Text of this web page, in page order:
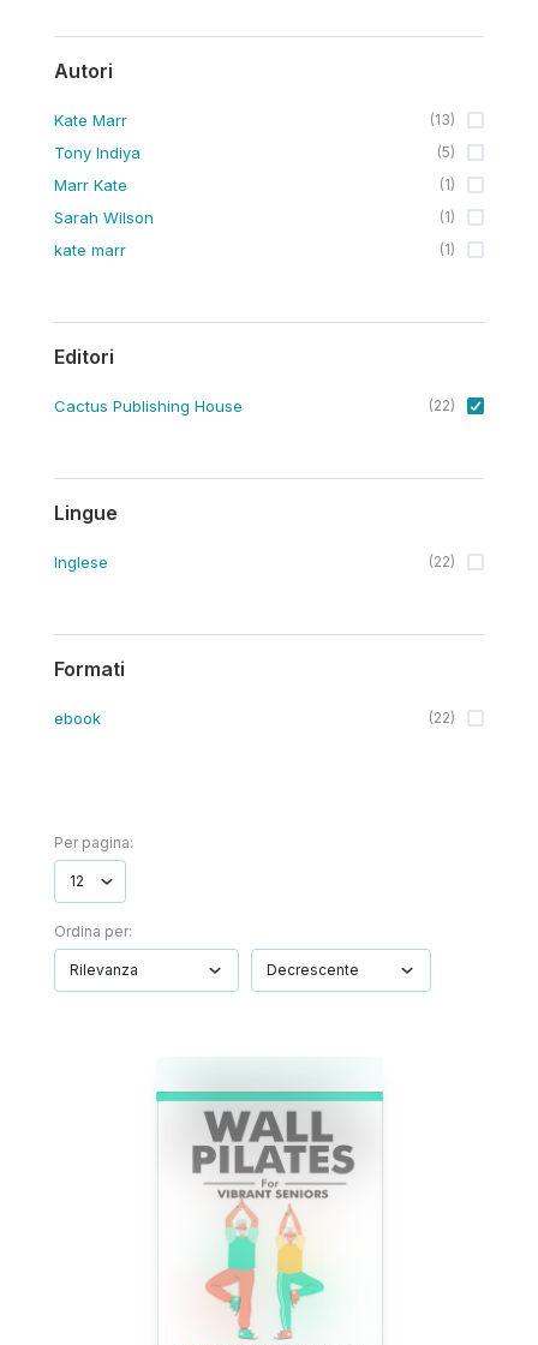
Autori
Kate Marr (13)
Tony Indiya (5)
Marr Kate (1)
Sarah Wilson (1)
kate marr (1)
Editori
Cactus Publishing House (22)
Lingue
Inglese (22)
Formati
ebook (22)
Per pagina:
Ordina per: